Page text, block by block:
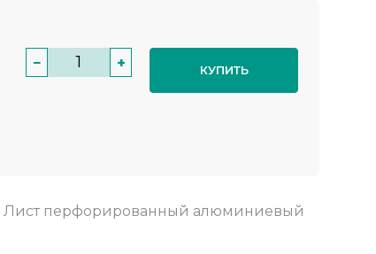
− + КУПИТЬ
Лист перфорированный алюминиевый